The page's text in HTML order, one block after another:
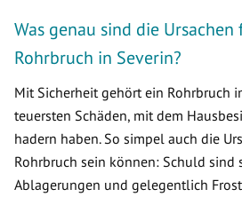
Was genau sind die Ursachen
Rohrbruch in Severin?
Mit Sicherheit gehört ein Rohrbruch
teuersten Schäden, mit dem
hadern haben. So simpel auch die
Rohrbruch sein können: Schuld sind
Ablagerungen und gelegentlich